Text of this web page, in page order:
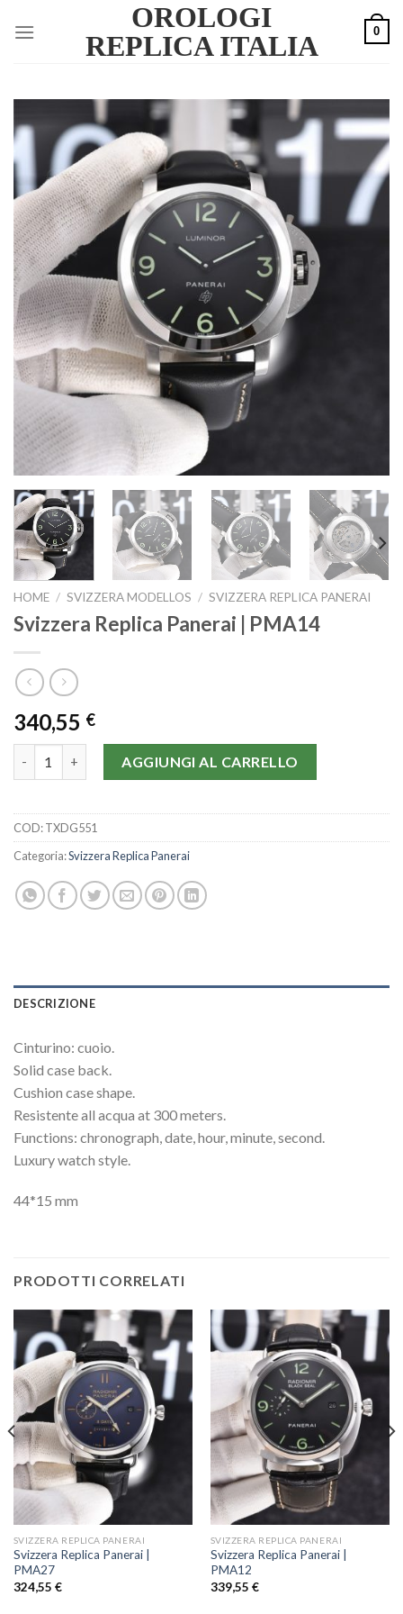
OROLOGI
REPLICA ITALIA
0
HOME / SVIZZERA MODELLOS / SVIZZERA REPLICA PANERAI
Svizzera Replica Panerai | PMA14
340,55 €
AGGIUNGI AL CARRELLO
COD:TXDG551
Categoria:Svizzera Replica Panerai
DESCRIZIONE
Cinturino: cuoio.
Solid case back.
Cushion case shape.
Resistente all acqua at 300 meters.
Functions: chronograph, date, hour, minute, second.
Luxury watch style.
44*15 mm
PRODOTTI CORRELATI
SVIZZERA REPLICA PANERAI
Svizzera Replica Panerai |
PMA27
324,55 €
SVIZZERA REPLICA PANERAI
Svizzera Replica Panerai |
PMA12
339,55 €